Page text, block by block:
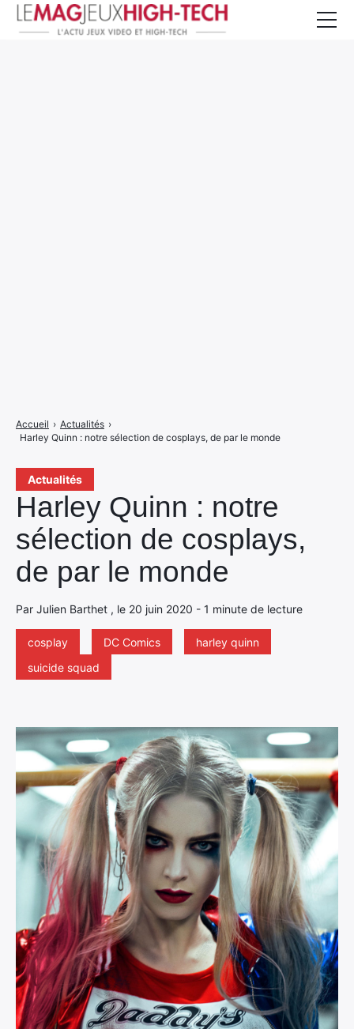
Actualités
Harley Quinn : notre
sélection de cosplays,
de par le monde
Par Julien Barthet , le 20 juin 2020 - 1 minute de lecture
cosplay DC Comics
harley quinn
suicide squad
Accueil › Actualités ›
Harley Quinn : notre sélection de cosplays, de par le monde